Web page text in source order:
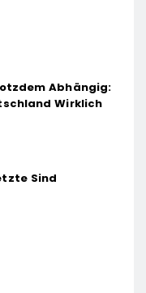
Abhängig:
Wirklich
Sind